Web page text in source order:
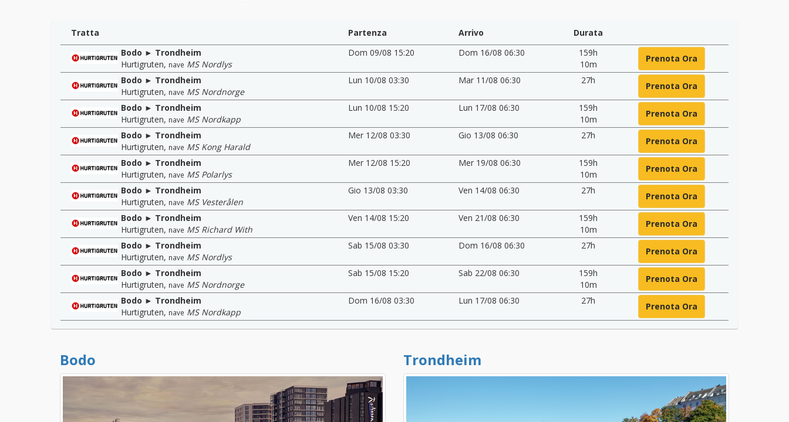
Tratta Partenza Arrivo
Durata
Bodo ► Trondheim
Hurtigruten, nave MS Nordlys
Dom 09/08 15:20 Dom 16/08 06:30
159h
10m
Prenota Ora
Bodo ► Trondheim
Hurtigruten, nave MS Nordnorge
Lun 10/08 03:30 Mar 11/08 06:30 27h
Prenota Ora
Bodo ► Trondheim
Hurtigruten, nave MS Nordkapp
Lun 10/08 15:20 Lun 17/08 06:30
159h
10m
Prenota Ora
Bodo ► Trondheim
Hurtigruten, nave MS Kong Harald
Mer 12/08 03:30 Gio 13/08 06:30 27h
Prenota Ora
Bodo ► Trondheim
Hurtigruten, nave MS Polarlys
Mer 12/08 15:20 Mer 19/08 06:30
159h
10m
Prenota Ora
Bodo ► Trondheim
Hurtigruten, nave MS Vesterålen
Gio 13/08 03:30 Ven 14/08 06:30 27h
Prenota Ora
Bodo ► Trondheim
Hurtigruten, nave MS Richard With
Ven 14/08 15:20 Ven 21/08 06:30
159h
10m
Prenota Ora
Bodo ► Trondheim
Hurtigruten, nave MS Nordlys
Sab 15/08 03:30 Dom 16/08 06:30 27h
Prenota Ora
Bodo ► Trondheim
Hurtigruten, nave MS Nordnorge
Sab 15/08 15:20 Sab 22/08 06:30
159h
10m
Prenota Ora
Bodo ► Trondheim
Hurtigruten, nave MS Nordkapp
Dom 16/08 03:30 Lun 17/08 06:30 27h
Prenota Ora
Bodo Trondheim